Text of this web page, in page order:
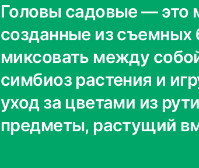
Головы садовые — это
созданные из
миксовать между
симбиоз растения и
уход за цветами из
предметы, растущий